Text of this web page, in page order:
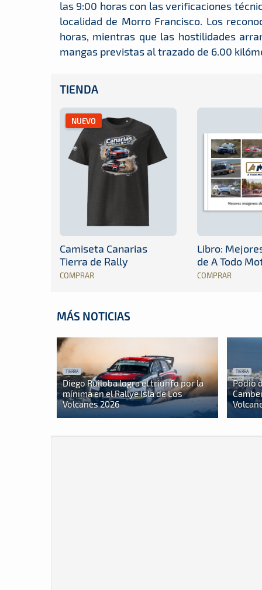
las 9:00 horas con las verificaciones
localidad de Morro Francisco. Los
horas, mientras que las hostilidades
mangas previstas al trazado de 6.00
TIENDA
NUEVO
Camiseta Canarias
Tierra de Rally
COMPRAR
Libro:
de A Todo
COMPRAR
MÁS NOTICIAS
TIERRA
Diego Ruiloba logra el triunfo por la
mínima en el Rallye Isla de Los
Volcanes 2026
TIERRA
Podio